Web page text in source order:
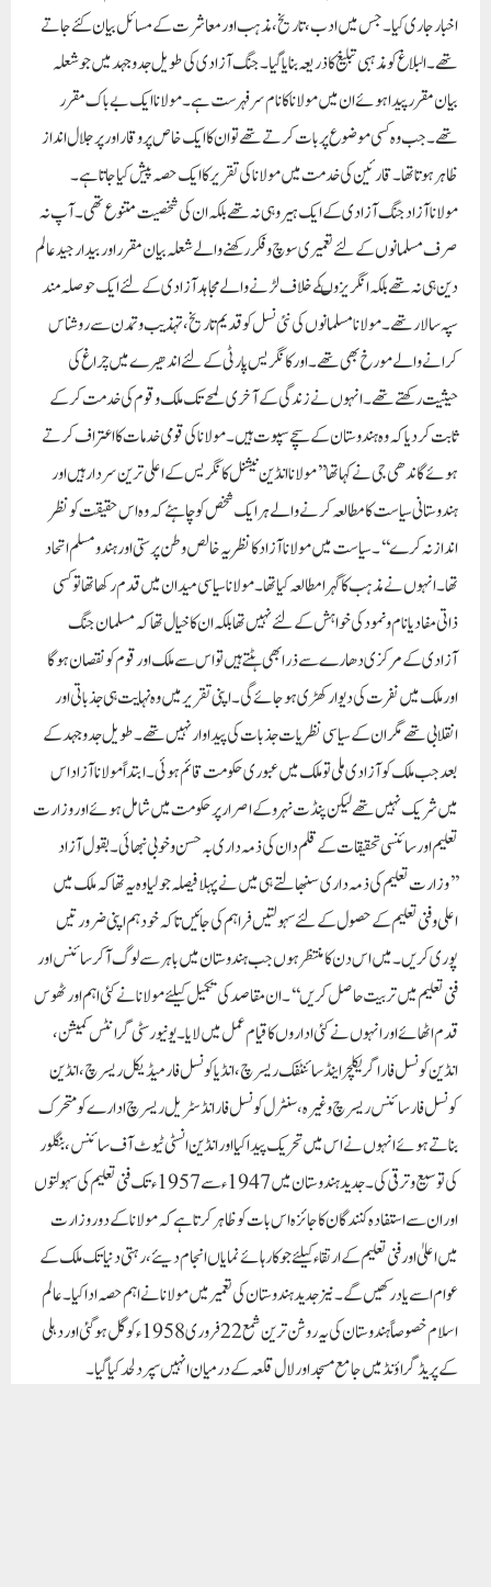
دین ہی نہ تھے بلکہ انگریزوںکے خلاف لڑنے والے مجاہد آزادی کے لئے ایک حوصلہ مند
سپہ سالار تھے۔ مولانا مسلمانوں کی نئی نسل کو قدیم تاریخ ، تہذیب و تمدن سے روشناس
کرانے والے مورخ بھی تھے۔ اور کانگریس پارٹی کے لئے اندھیرے میں چراغ کی
حیثیت رکھتے تھے۔ انہوں نے زندگی کے آخری لمحے تک ملک و قوم کی خدمت کرکے
ثابت کردیا کہ وہ ہندوستان کے سچے سپوت ہیں۔ مولانا کی قومی خدمات کا اعتراف کرتے
ہوئے گاندھی جی نے کہا تھا ’’مولانا انڈین نیشنل کانگریس کے اعلی ترین سردار ہیں اور
ہندوستانی سیاست کا مطالعہ کرنے والے ہر ایک شخص کو چاہئے کہ وہ اس حقیقت کو نظر
انداز نہ کرے‘‘۔سیاست میں مولانا آزاد کا نظریہ خالص وطن پرستی اور ہندو مسلم اتحاد
تھا۔ انہوں نے مذہب کا گہرا مطالعہ کیا تھا۔ مولانا سیاسی میدان میں قدم رکھا تھا تو کسی
ذاتی مفاد یا نام ونمود کی خواہش کے لئے نہیں تھا بلکہ ان کا خیال تھا کہ مسلمان جنگ
آزادی کے مرکزی دھارے سے ذرا بھی ہٹتے ہیں تو اس سے ملک اور قوم کو نقصان ہوگا
اور ملک میں نفرت کی دیوار کھڑی ہوجائے گی۔ اپنی تقریر میں وہ نہایت ہی جذباتی اور
انقلابی تھے مگر ان کے سیاسی نظریات جذبات کی پیداوار نہیں تھے۔ طویل جد وجہد کے
بعد جب ملک کو آزادی ملی تو ملک میں عبوری حکومت قائم ہوئی۔ ابتداً مولانا آزاد اس
میں شریک نہیں تھے لیکن پنڈت نہرو کے اصرار پر حکومت میں شامل ہوئے اور وزارت
تعلیم اور سائنسی تحقیقات کے قلم دان کی ذمہ داری بہ حسن وخوبی نبھائی۔ بقول آزاد
’’وزارت تعلیم کی ذمہ داری سنبھالتے ہی میں نے پہلا فیصلہ جو لیا وہ یہ تھا کہ ملک میں
اعلی و فنی تعلیم کے حصول کے لئے سہولتیں فراہم کی جائیں تاکہ خود ہم اپنی ضرورتیں
پوری کریں۔ میں اس دن کا منتظر ہوں جب ہندوستان میں باہر سے لوگ آکر سائنس اور
فنی تعلیم میں تربیت حاصل کریں ‘‘۔ان مقاصد کی تکمیل کیلئے مولانا نے کئی اہم اور ٹھوس
قدم اٹھائے اور انہوں نے کئی اداروں کا قیام عمل میں لایا۔ یونیورسٹی گرانٹس کمیشن ،
انڈین کونسل فار اگریکلچر اینڈ سائنٹفک ریسرچ ، انڈیا کونسل فار میڈیکل ریسرچ ، انڈین
کونسل فار سائنس ریسرچ وغیرہ ، سنٹرل کونسل فار انڈسٹریل ریسرچ ادارے کو متحرک
بناتے ہوئے انہوں نے اس میں تحریک پیدا کیا اور انڈین انسٹی ٹیوٹ آف سائنس ، بنگلور
کی توسیع و ترقی کی۔جدید ہندوستان میں 1947ء سے 1957ء تک فنی تعلیم کی سہولتوں
اور ان سے استفادہ کنندگان کا جائزہ اس بات کو ظاہر کرتا ہے کہ مولانا کے دور وزارت
میں اعلیٰ اور فنی تعلیم کے ارتقاء کیلئے جو کارہائے نمایاں انجام دیئے ، رہتی دنیا تک ملک کے
عوام اسے یاد رکھیں گے۔ نیز جدید ہندوستان کی تعمیر میں مولانا نے اہم حصہ ادا کیا۔ عالم
اسلام خصوصاً ہندوستان کی یہ روشن ترین شمع 22 فروری 1958ء کو گل ہوگئی اور دہلی
کے پریڈ گراؤنڈ میں جامع مسجد اور لال قلعہ کے درمیان انہیں سپرد لحد کیا گیا۔
Paigam Madre Watan